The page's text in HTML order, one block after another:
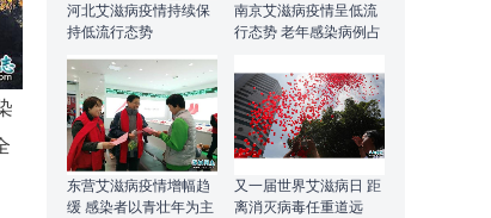
河北艾滋病疫情持续保
持低流行态势
南京艾滋病疫情呈低流
行态势 老年感染病例占
东营艾滋病疫情增幅趋
缓 感染者以青壮年为主
又一届世界艾滋病日 距
离消灭病毒任重道远